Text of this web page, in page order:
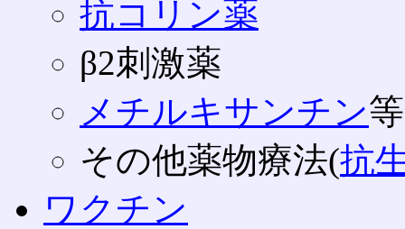
抗コリン薬
β2刺激薬
メチルキサンチン等
その他薬物療法(抗
ワクチン